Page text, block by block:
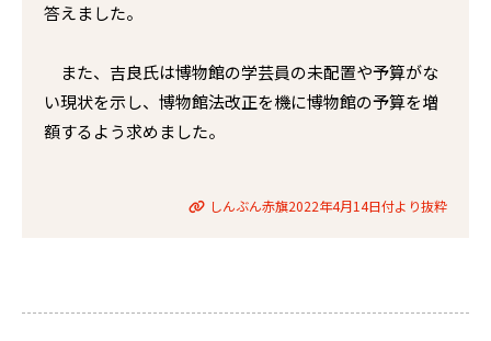
答えました。
また、吉良氏は博物館の学芸員の未配置や予算がな
い現状を示し、博物館法改正を機に博物館の予算を増
額するよう求めました。
しんぶん赤旗2022年4月14日付より抜粋